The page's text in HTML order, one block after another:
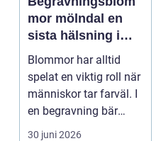
mor mölndal en
sista hälsning i
blomsterform
Blommor har alltid
spelat en viktig roll när
människor tar farväl. I
en begravning bär
varje färg, f...
30 juni 2026